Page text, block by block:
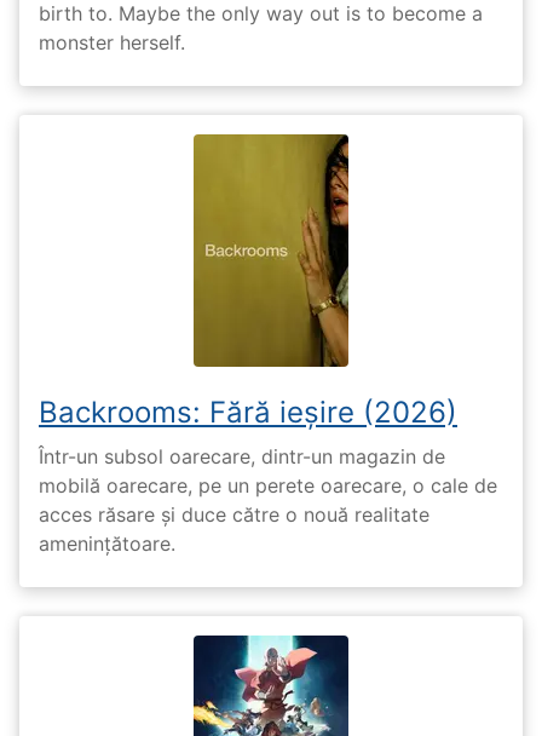
birth to. Maybe the only way out is to become a
monster herself.
Backrooms: Fără ieșire (2026)
Într-un subsol oarecare, dintr-un magazin de
mobilă oarecare, pe un perete oarecare, o cale de
acces răsare și duce către o nouă realitate
amenințătoare.